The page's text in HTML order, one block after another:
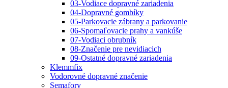
03-Vodiace dopravné zariadenia
04-Dopravné gombíky
05-Parkovacie zábrany a parkovanie
06-Spomaľovacie prahy a vankúše
07-Vodiaci obrubník
08-Značenie pre nevidiacich
09-Ostatné dopravné zariadenia
Klemmfix
Vodorovné dopravné značenie
Semafory